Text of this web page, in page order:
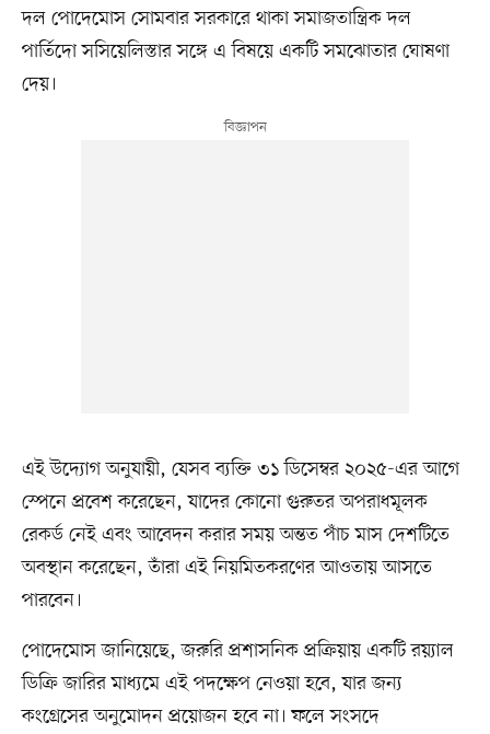
দল পোদেমোস সোমবার সরকারে থাকা সমাজতান্ত্রিক দল
পার্তিদো সসিয়েলিস্তার সঙ্গে এ বিষয়ে একটি সমঝোতার ঘোষণা
দেয়।
এই উদ্যোগ অনুযায়ী, যেসব ব্যক্তি ৩১ ডিসেম্বর ২০২৫-এর আগে
স্পেনে প্রবেশ করেছেন, যাদের কোনো গুরুতর অপরাধমূলক
রেকর্ড নেই এবং আবেদন করার সময় অন্তত পাঁচ মাস দেশটিতে
অবস্থান করেছেন, তাঁরা এই নিয়মিতকরণের আওতায় আসতে
পারবেন।
পোদেমোস জানিয়েছে, জরুরি প্রশাসনিক প্রক্রিয়ায় একটি রয়্যাল
ডিক্রি জারির মাধ্যমে এই পদক্ষেপ নেওয়া হবে, যার জন্য
কংগ্রেসের অনুমোদন প্রয়োজন হবে না। ফলে সংসদে